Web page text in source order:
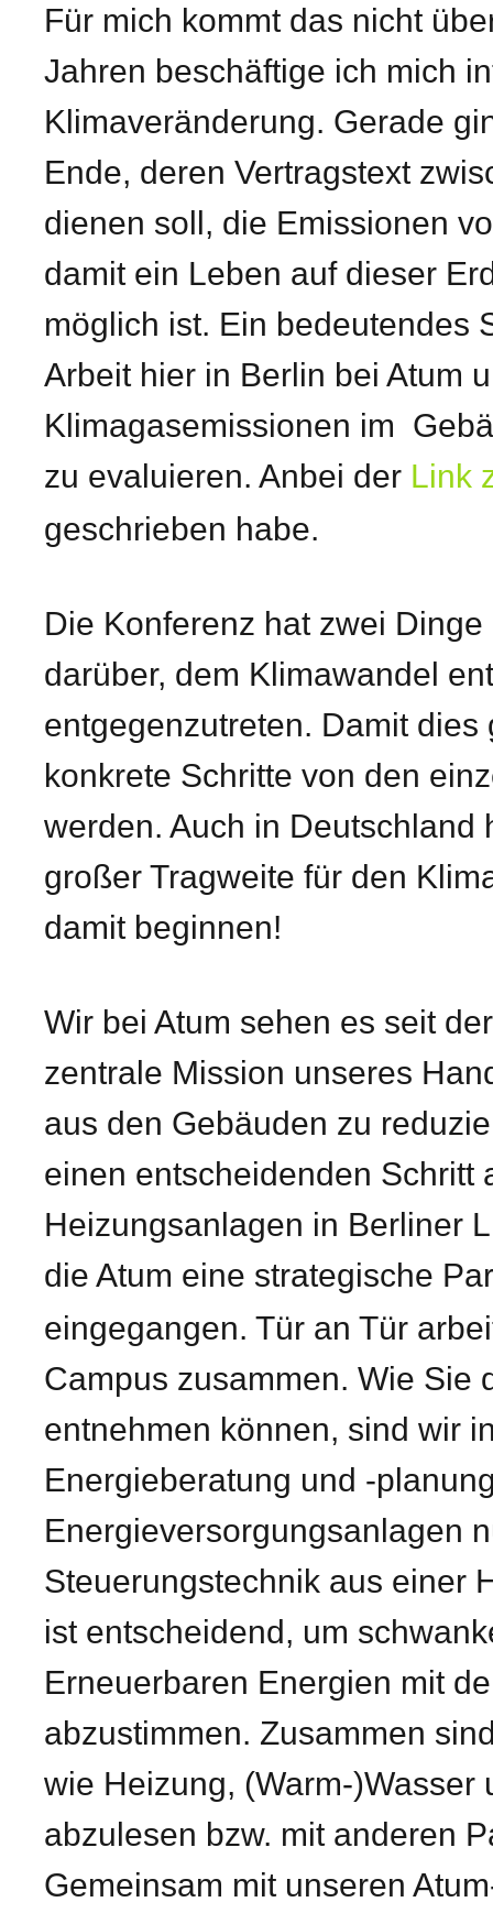
Für mich kommt das nicht
Jahren beschäftige ich mich
Klimaveränderung. Gerade
Ende, deren Vertragstext
dienen soll, die Emissionen
damit ein Leben auf dieser
möglich ist. Ein bedeutendes
Arbeit hier in Berlin bei Atum
Klimagasemissionen im
zu evaluieren. Anbei der Link
geschrieben habe.
Die Konferenz hat zwei
darüber, dem Klimawandel
entgegenzutreten. Damit
konkrete Schritte von den
werden. Auch in Deutschland
großer Tragweite für den
damit beginnen!
Wir bei Atum sehen es seit
zentrale Mission unseres
aus den Gebäuden zu
einen entscheidenden Schritt
Heizungsanlagen in Berliner
die Atum eine strategische
eingegangen. Tür an Tür
Campus zusammen. Wie Sie
entnehmen können, sind wir
Energieberatung und -
Energieversorgungsanlagen
Steuerungstechnik aus einer
ist entscheidend, um
Erneuerbaren Energien mit
abzustimmen. Zusammen
wie Heizung, (Warm-
abzulesen bzw. mit anderen
Gemeinsam mit unseren